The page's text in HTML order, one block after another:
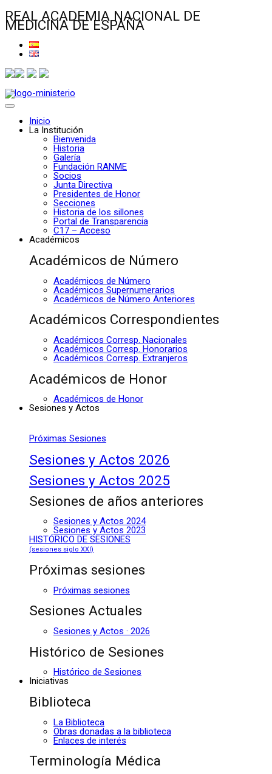
REAL ACADEMIA NACIONAL DE
MEDICINA DE ESPAÑA
Inicio
La Institución
Bienvenida
Historia
Galería
Fundación RANME
Socios
Junta Directiva
Presidentes de Honor
Secciones
Historia de los sillones
Portal de Transparencia
C17 – Acceso
Académicos
Académicos de Número
Académicos de Número
Académicos Supernumerarios
Académicos de Número Anteriores
Académicos Correspondientes
Académicos Corresp. Nacionales
Académicos Corresp. Honorarios
Académicos Corresp. Extranjeros
Académicos de Honor
Académicos de Honor
Sesiones y Actos
Próximas Sesiones
Sesiones y Actos 2026
Sesiones y Actos 2025
Sesiones de años anteriores
Sesiones y Actos 2024
Sesiones y Actos 2023
HISTÓRICO DE SESIONES
(sesiones siglo XXI)
Próximas sesiones
Próximas sesiones
Sesiones Actuales
Sesiones y Actos · 2026
Histórico de Sesiones
Histórico de Sesiones
Iniciativas
Biblioteca
La Biblioteca
Obras donadas a la biblioteca
Enlaces de interés
Terminología Médica